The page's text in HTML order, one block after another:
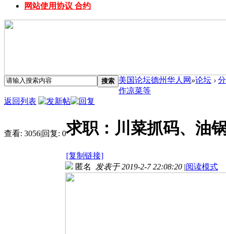
网站使用协议 合约
搜索 美国论坛德州华人网 »论坛 ›
作凉菜等
返回列表
查看: 3056|回复: 0求职：川菜抓码、油
[复制链接]
匿名 发表于 2019-2-7 22:08:20 |阅读模式